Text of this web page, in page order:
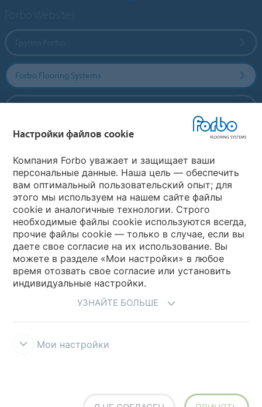
Forbo Flooring Systems
Выберите страну
Выберите вашу страну
My Forbo
Где купить
Настройки файлов cookie
Компания Forbo уважает и защищает ваши
персональные данные. Наша цель — обеспечить
вам оптимальный пользовательский опыт; для
этого мы используем на нашем сайте файлы
cookie и аналогичные технологии. Строго
необходимые файлы cookie используются всегда,
прочие файлы cookie — только в случае, если вы
даете свое согласие на их использование. Вы
можете в разделе «Мои настройки» в любое
время отозвать свое согласие или установить
индивидуальные настройки.
УЗНАЙТЕ БОЛЬШЕ
Мои настройки